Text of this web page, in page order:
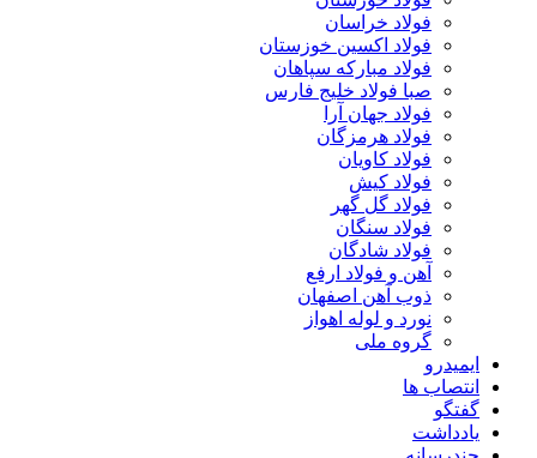
فولاد خراسان
فولاد اکسین خوزستان
فولاد مبارکه سپاهان
صبا فولاد خلیج فارس
فولاد جهان آرا
فولاد هرمزگان
فولاد کاویان
فولاد کیش
فولاد گل گهر
فولاد سنگان
فولاد شادگان
آهن و فولاد ارفع
ذوب آهن اصفهان
نورد و لوله اهواز
گروه ملی
ایمیدرو
انتصاب ها
گفتگو
یادداشت